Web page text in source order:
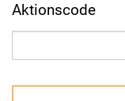
Aktionscode